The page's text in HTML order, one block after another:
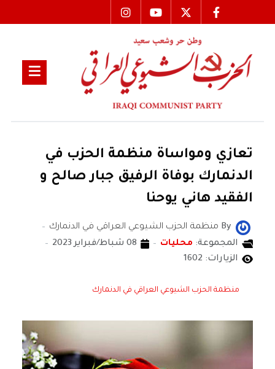
تعازي ومواساة منظمة الحزب في
الدنمارك بوفاة الرفيق جبار صالح و
الفقيد هاني يوحنا
By منظمة الحزب الشيوعي العراقي في الدنمارك
المجموعة: محليات
08 شباط/فبراير 2023
الزيارات: 1602
منظمة الحزب الشيوعي العراقي في الدنمارك